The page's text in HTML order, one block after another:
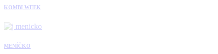
KOMBI WEEK
MENÍČKO